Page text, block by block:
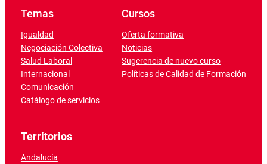
Temas
Igualdad
Negociación Colectiva
Salud Laboral
Internacional
Comunicación
Catálogo de servicios
Cursos
Oferta formativa
Noticias
Sugerencia de nuevo curso
Políticas de Calidad de Formación
Territorios
Andalucía